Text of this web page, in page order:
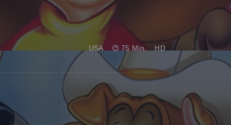
USA 75 Min. HD